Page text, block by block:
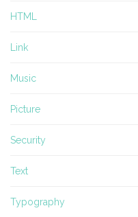
HTML
Link
Music
Picture
Security
Text
Typography